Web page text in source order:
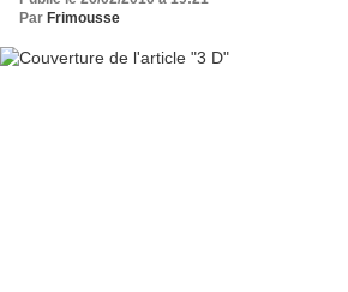
Par Frimousse